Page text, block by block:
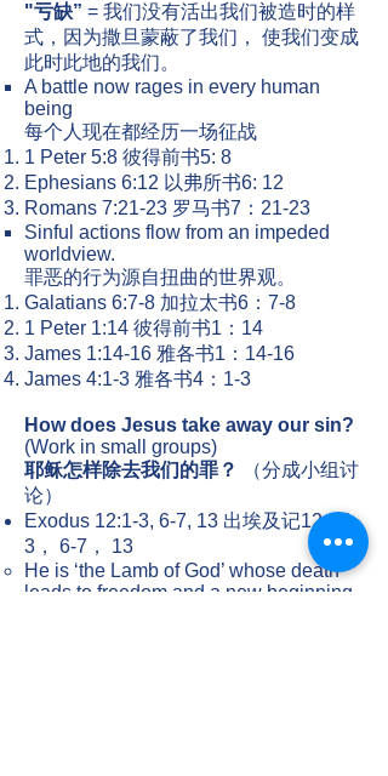
"亏缺” = 我们没有活出我们被造时的样
式，因为撒旦蒙蔽了我们， 使我们变成
此时此地的我们。
A battle now rages in every human
being
每个人现在都经历一场征战​
1 Peter 5:8 彼得前书5: 8
Ephesians 6:12 以弗所书6: 12
Romans 7:21-23 罗马书7：21-23
Sinful actions flow from an impeded
worldview.
罪恶的行为源自扭曲的世界观。
Galatians 6:7-8 加拉太书6：7-8
1 Peter 1:14 彼得前书1：14
James 1:14-16 雅各书1：14-16
James 4:1-3 雅各书4：1-3
How does Jesus take away our sin?
(Work in small groups)
耶稣怎样除去我们的罪？
（分成小组讨
论）
Exodus 12:1-3, 6-7, 13 出埃及记12：1-
3， 6-7， 13
He is ‘the Lamb of God’ whose death
leads to freedom and a new beginning